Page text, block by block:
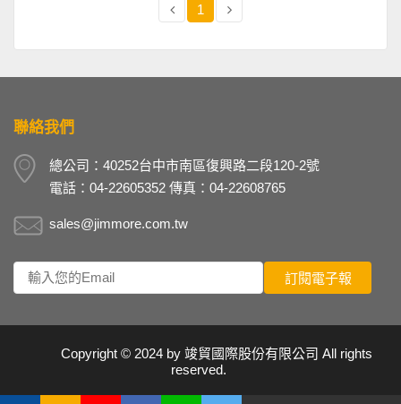
1
聯絡我們
總公司：40252台中市南區復興路二段120-2號
電話：04-22605352 傳真：04-22608765
sales@jimmore.com.tw
Copyright © 2024 by 竣貿國際股份有限公司 All rights
reserved.